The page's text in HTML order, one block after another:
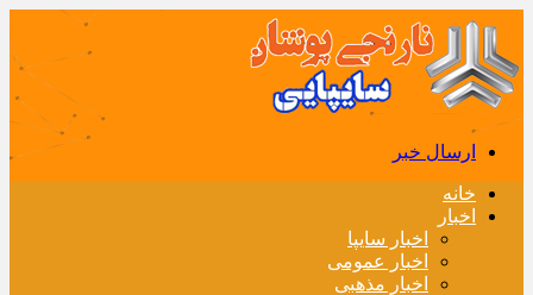
ارسال خبر
خانه
اخبار
اخبار سایپا
اخبار عمومی
اخبار مذهبی